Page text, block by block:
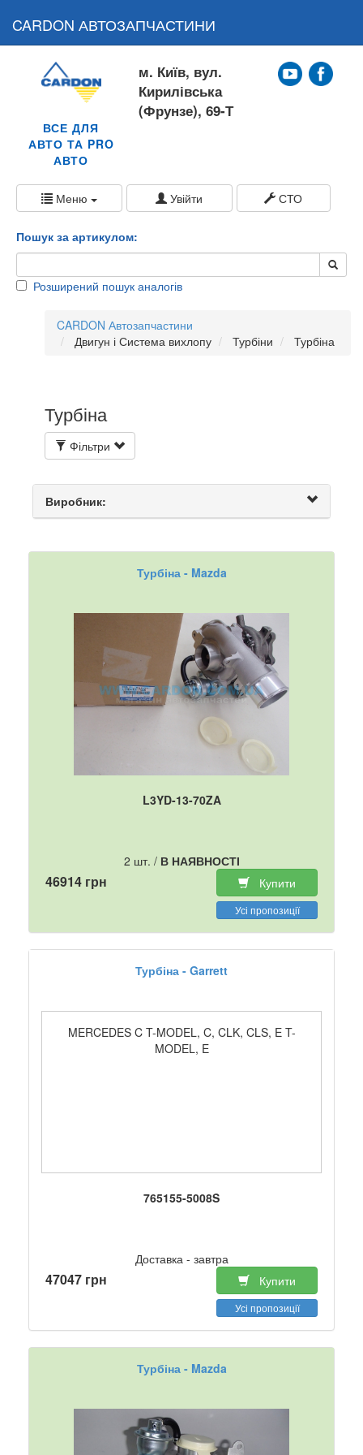
CARDON АВТОЗАПЧАСТИНИ
ВСЕ ДЛЯ
АВТО ТА PRO
АВТО
м. Київ, вул.
Кирилівська
(Фрунзе), 69-Т
Меню Увійти СТО
Пошук за артикулом:
Розширений пошук аналогів
CARDON Автозапчастини
Двигун і Система вихлопу
Турбіни Турбіна
Турбіна
Фільтри
Виробник:
Турбіна - Mazda
L3YD-13-70ZA
2 шт. / В НАЯВНОСТІ
46914 грн Купити
Усі пропозиції
Турбіна - Garrett
MERCEDES C T-MODEL, C, CLK, CLS, E T-
MODEL, E
765155-5008S
Доставка - завтра
47047 грн Купити
Усі пропозиції
Турбіна - Mazda